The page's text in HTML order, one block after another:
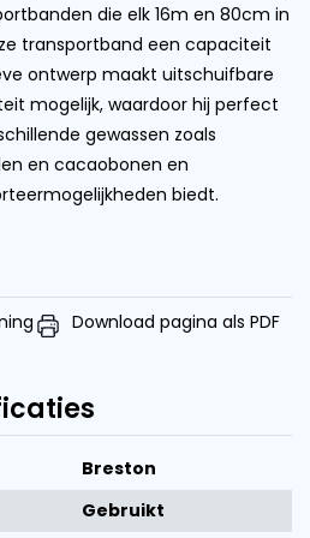
die elk 16m en 80cm in
transportband een capaciteit
ontwerp maakt uitschuifbare
mogelijk, waardoor hij perfect
gewassen zoals
en cacaobonen en
biedt.
Download pagina als PDF
Breston
Gebruikt